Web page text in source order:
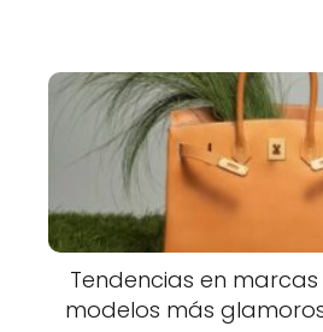
Tendencias en
modelos más